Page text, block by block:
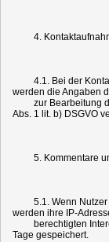
4.
4.1. Bei der
werden die Angaben
zur Bearbeitung
Abs. 1 lit. b) DSGVO
5. Kommentare
5.1. Wenn Nutzer
werden ihre IP-
berechtigten
Tage gespeichert.